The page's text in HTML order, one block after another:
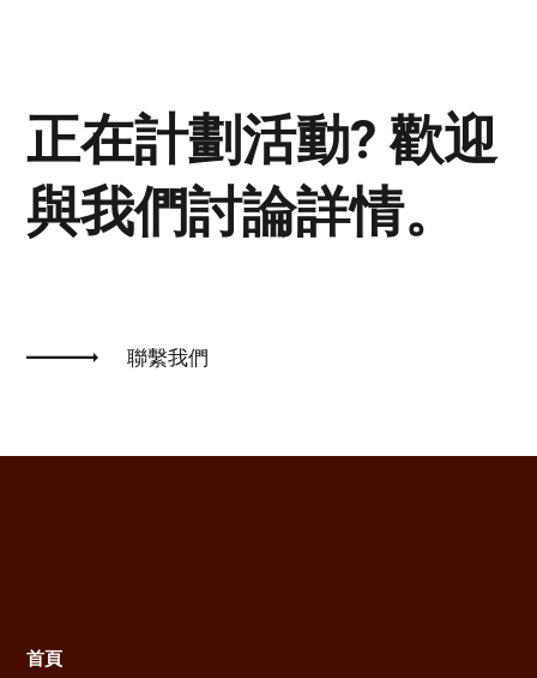
正在計劃活動? 歡迎
與我們討論詳情。
聯繫我們
首頁